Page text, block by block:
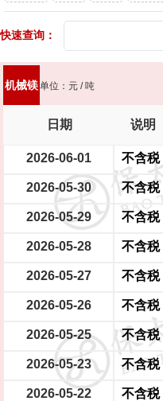
新能源轿车（铝圈）
头灯
快速查询：
机械镁单位：元 / 吨
日期 说明
2026-06-01 不含税
2026-05-30 不含税
2026-05-29 不含税
2026-05-28 不含税
2026-05-27 不含税
2026-05-26 不含税
2026-05-25 不含税
2026-05-23 不含税
2026-05-22 不含税